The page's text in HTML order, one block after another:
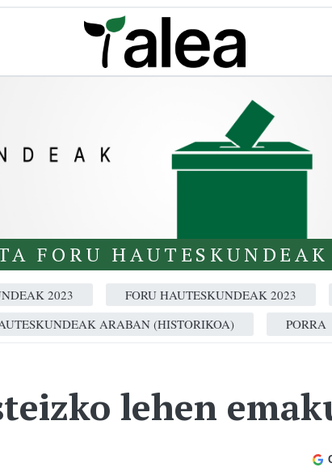
FORU
2023
FORU HAUTESKUNDEAK 2023
ARABAN (HISTORIKOA)
PORRA
lehen